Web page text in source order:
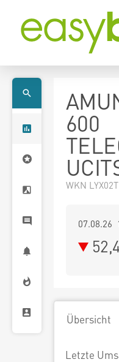
600
WKN
07.08.26
Übersicht
Letzte